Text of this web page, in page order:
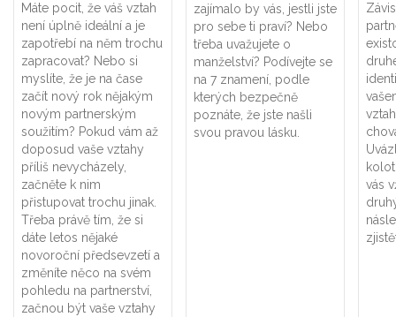
Máte pocit, že váš vztah
není úplně ideální a je
zapotřebí na něm trochu
zapracovat? Nebo si
myslíte, že je na čase
začít nový rok nějakým
novým partnerským
soužitím? Pokud vám až
doposud vaše vztahy
příliš nevycházely,
začněte k nim
přistupovat trochu jinak.
Třeba právě tím, že si
dáte letos nějaké
novoroční předsevzetí a
změníte něco na svém
pohledu na partnerství,
začnou být vaše vztahy
zajímalo by vás, jestli jste
pro sebe ti praví? Nebo
třeba uvažujete o
manželství? Podívejte se
na 7 znamení, podle
kterých bezpečně
poznáte, že jste našli
svou pravou lásku.
vás